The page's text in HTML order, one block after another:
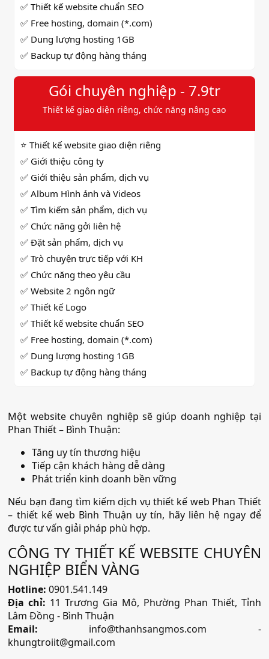
✅ Thiết kế website chuẩn SEO
✅ Free hosting, domain (*.com)
✅ Dung lượng hosting 1GB
✅ Backup tự động hàng tháng
Gói chuyên nghiệp - 7.9tr
Thiết kế giao diện riêng, chức năng nâng cao
⭐ Thiết kế website giao diện riêng
✅ Giới thiệu công ty
✅ Giới thiệu sản phẩm, dịch vụ
✅ Album Hình ảnh và Videos
✅ Tìm kiếm sản phẩm, dịch vụ
✅ Chức năng gởi liên hệ
✅ Đặt sản phẩm, dịch vụ
✅ Trò chuyện trực tiếp với KH
✅ Chức năng theo yêu cầu
✅ Website 2 ngôn ngữ
✅ Thiết kế Logo
✅ Thiết kế website chuẩn SEO
✅ Free hosting, domain (*.com)
✅ Dung lượng hosting 1GB
✅ Backup tự động hàng tháng
Một website chuyên nghiệp sẽ giúp doanh nghiệp tại
Phan Thiết – Bình Thuận:
Tăng uy tín thương hiệu
Tiếp cận khách hàng dễ dàng
Phát triển kinh doanh bền vững
Nếu bạn đang tìm kiếm dịch vụ thiết kế web Phan Thiết
– thiết kế web Bình Thuận uy tín, hãy liên hệ ngay để
được tư vấn giải pháp phù hợp.
CÔNG TY THIẾT KẾ WEBSITE CHUYÊN
NGHIỆP BIỂN VÀNG
Hotline: 0901.541.149
Địa chỉ: 11 Trương Gia Mô, Phường Phan Thiết, Tỉnh
Lâm Đồng - Bình Thuận
Email: info@thanhsangmos.com -
khungtroiit@gmail.com